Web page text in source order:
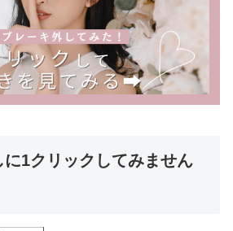
に1クリックしてみません